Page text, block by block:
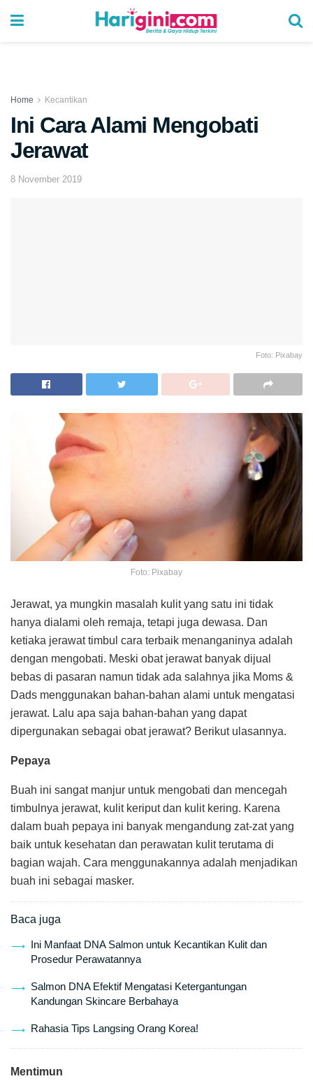
Home Kecantikan
Ini Cara Alami Mengobati
Jerawat
8 November 2019
Foto: Pixabay
Foto: Pixabay
Jerawat, ya mungkin masalah kulit yang satu ini tidak
hanya dialami oleh remaja, tetapi juga dewasa. Dan
ketiaka jerawat timbul cara terbaik menanganinya adalah
dengan mengobati. Meski obat jerawat banyak dijual
bebas di pasaran namun tidak ada salahnya jika Moms &
Dads menggunakan bahan-bahan alami untuk mengatasi
jerawat. Lalu apa saja bahan-bahan yang dapat
dipergunakan sebagai obat jerawat? Berikut ulasannya.
Pepaya
Buah ini sangat manjur untuk mengobati dan mencegah
timbulnya jerawat, kulit keriput dan kulit kering. Karena
dalam buah pepaya ini banyak mengandung zat-zat yang
baik untuk kesehatan dan perawatan kulit terutama di
bagian wajah. Cara menggunakannya adalah menjadikan
buah ini sebagai masker.
Baca juga
Ini Manfaat DNA Salmon untuk Kecantikan Kulit dan
Prosedur Perawatannya
Salmon DNA Efektif Mengatasi Ketergantungan
Kandungan Skincare Berbahaya
Rahasia Tips Langsing Orang Korea!
Mentimun